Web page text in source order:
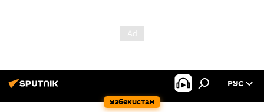
Узбекистан
РУС